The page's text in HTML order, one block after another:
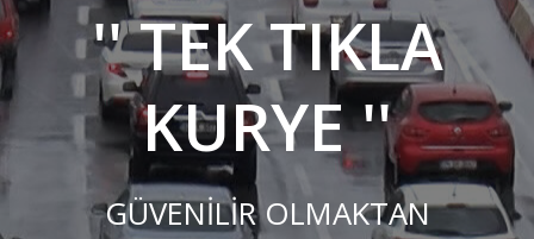
'' TEK TIKLA
KURYE ''
GÜVENİLİR OLMAKTAN